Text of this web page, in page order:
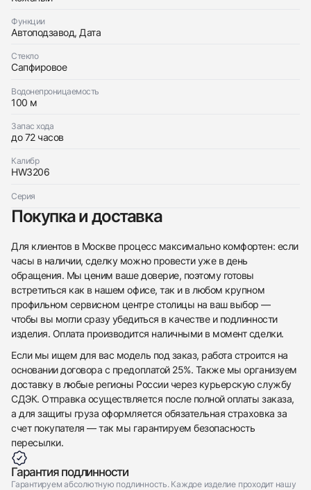
Функции
Автоподзавод, Дата
Стекло
Сапфировое
Водонепроницаемость
100 м
Запас хода
до 72 часов
Калибр
HW3206
Серия
Покупка и доставка
Для клиентов в Москве процесс максимально комфортен: если
часы в наличии, сделку можно провести уже в день
обращения. Мы ценим ваше доверие, поэтому готовы
встретиться как в нашем офисе, так и в любом крупном
профильном сервисном центре столицы на ваш выбор —
чтобы вы могли сразу убедиться в качестве и подлинности
изделия. Оплата производится наличными в момент сделки.
Если мы ищем для вас модель под заказ, работа строится на
основании договора с предоплатой 25%. Также мы организуем
доставку в любые регионы России через курьерскую службу
СДЭК. Отправка осуществляется после полной оплаты заказа,
а для защиты груза оформляется обязательная страховка за
счет покупателя — так мы гарантируем безопасность
пересылки.
Гарантия подлинности
Гарантируем абсолютную подлинность. Каждое изделие проходит нашу